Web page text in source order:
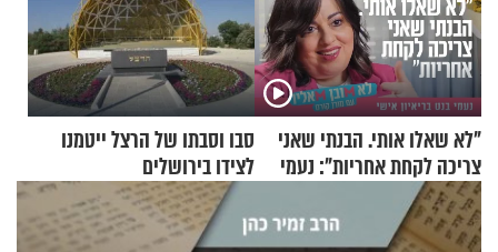
"לא שאלו אותי. הבנתי שאני
צריכה לקחת אחריות": נעמי
בנט בריאיון אישי
סבו וסבתו של הרצל ייטמנו
לצידו בירושלים